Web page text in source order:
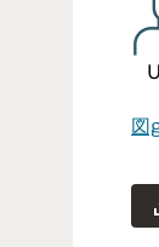
図